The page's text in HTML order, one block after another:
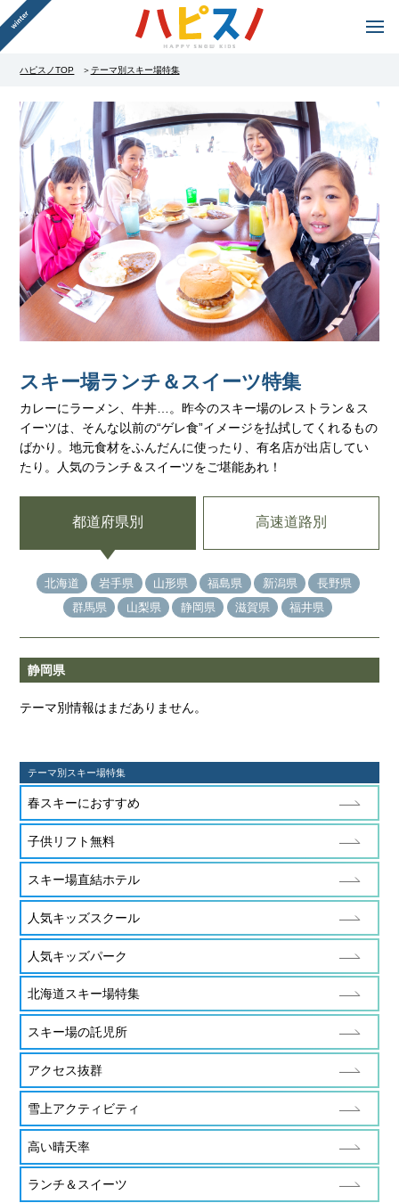
ハピスノTOP テーマ別スキー場特集
スキー場ランチ＆スイーツ特集
カレーにラーメン、牛丼…。昨今のスキー場のレストラン＆ス
イーツは、そんな以前の“ゲレ食”イメージを払拭してくれるもの
ばかり。地元食材をふんだんに使ったり、有名店が出店してい
たり。人気のランチ＆スイーツをご堪能あれ！
都道府県別 高速道路別
北海道 岩手県 山形県 福島県 新潟県
長野県
群馬県
山梨県 静岡県 滋賀県 福井県
静岡県
テーマ別情報はまだありません。
テーマ別スキー場特集
春スキーにおすすめ
子供リフト無料
スキー場直結ホテル
人気キッズスクール
人気キッズパーク
北海道スキー場特集
スキー場の託児所
アクセス抜群
雪上アクティビティ
高い晴天率
ランチ＆スイーツ